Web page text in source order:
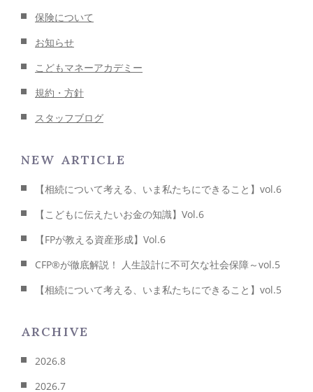
保険について
お知らせ
こどもマネーアカデミー
規約・方針
スタッフブログ
NEW ARTICLE
【相続について考える、いま私たちにできること】vol.6
【こどもに伝えたいお金の知識】Vol.6
【FPが教える資産形成】Vol.6
CFP®が徹底解説！ 人生設計に不可欠な社会保障～vol.5
【相続について考える、いま私たちにできること】vol.5
ARCHIVE
2026.8
2026.7